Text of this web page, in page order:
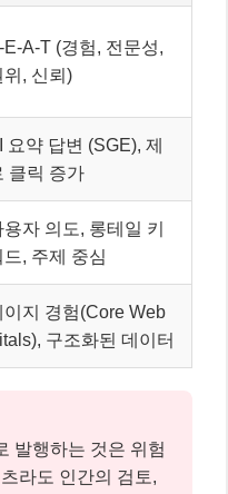
E-A-T (경험, 전문성,
위, 신뢰)
요약 답변 (SGE), 제
클릭 증가
용자 의도, 롱테일 키
드, 주제 중심
이지 경험(Core Web
구조화된 데이터
발행하는 것은 위험
라도 인간의 검토,